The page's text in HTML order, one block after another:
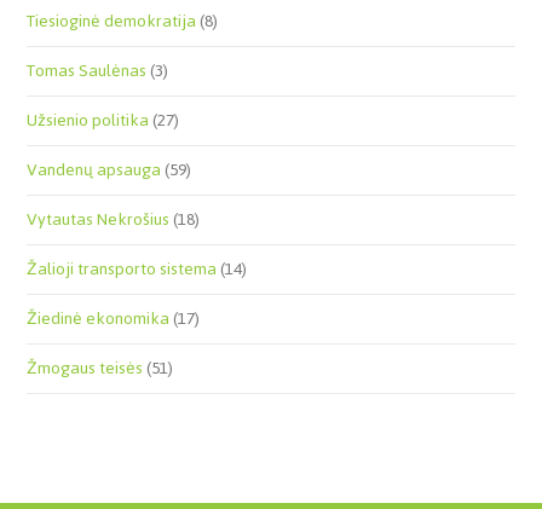
Tiesioginė demokratija(8)
Tomas Saulėnas(3)
Užsienio politika(27)
Vandenų apsauga(59)
Vytautas Nekrošius(18)
Žalioji transporto sistema(14)
Žiedinė ekonomika(17)
Žmogaus teisės(51)